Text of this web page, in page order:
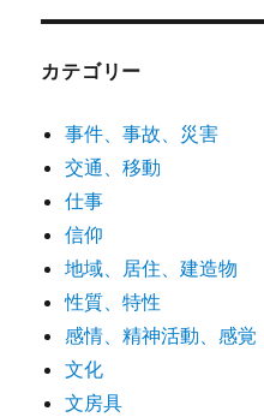
カテゴリー
事件、事故、災害
交通、移動
仕事
信仰
地域、居住、建造物
性質、特性
感情、精神活動、感覚
文化
文房具